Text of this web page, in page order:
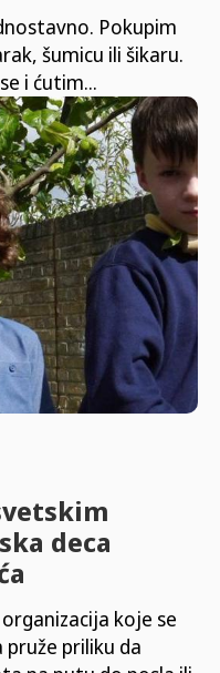
Pokupim
šumicu ili šikaru.
i ćutim...
deca
koje se
priliku da